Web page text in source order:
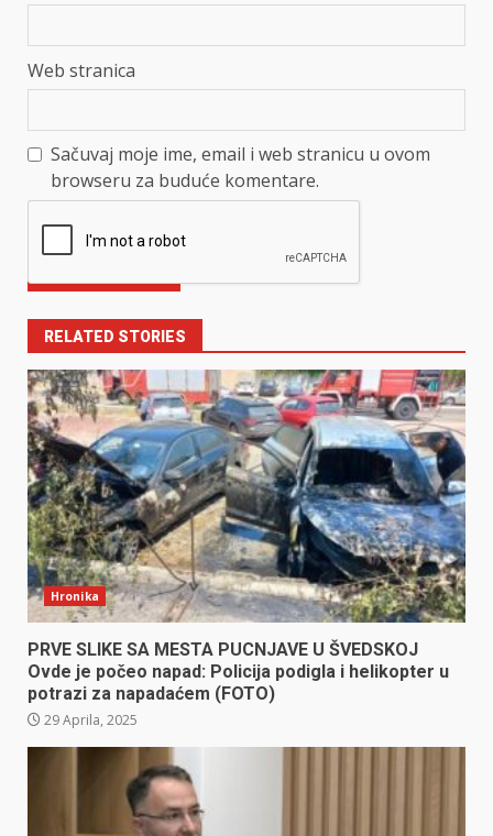
Web stranica
Sačuvaj moje ime, email i web stranicu u ovom
browseru za buduće komentare.
RELATED STORIES
Hronika
PRVE SLIKE SA MESTA PUCNJAVE U ŠVEDSKOJ
Ovde je počeo napad: Policija podigla i helikopter u
potrazi za napadaćem (FOTO)
29 Aprila, 2025